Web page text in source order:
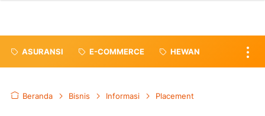
ASURANSI E-COMMERCE HEWAN
Beranda Bisnis Informasi Placement